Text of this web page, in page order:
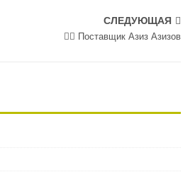
СЛЕДУЮЩАЯ
💁‍♂ Поставщик Азиз Азизов